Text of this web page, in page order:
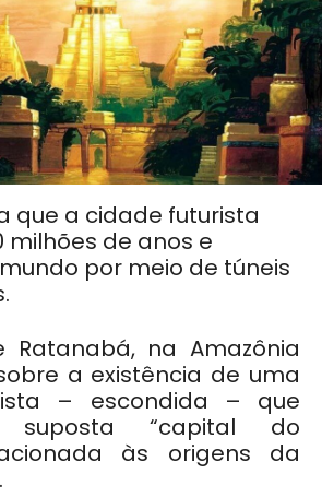
que a cidade futurista
milhões de anos e
por meio de túneis
Ratanabá, na Amazônia
a existência de uma
– escondida – que
“capital do
às origens da